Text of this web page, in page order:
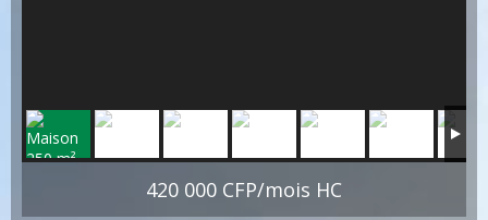
420 000 CFP/mois HC